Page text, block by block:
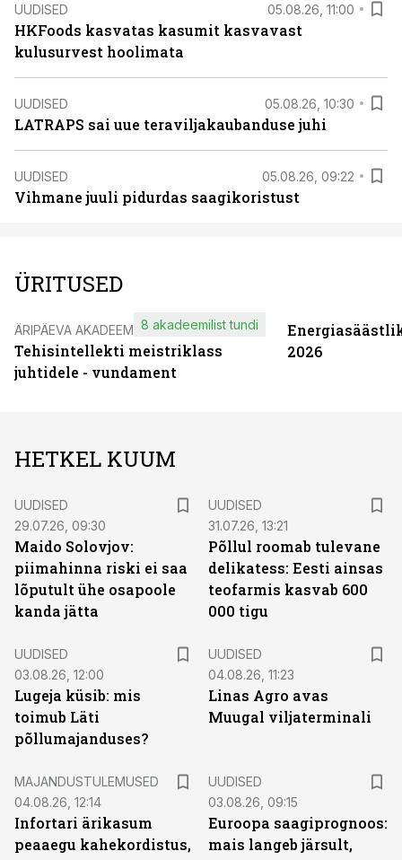
UUDISED 05.08.26, 11:00
HKFoods kasvatas kasumit kasvavast
kulusurvest hoolimata
UUDISED 05.08.26, 10:30
LATRAPS sai uue teraviljakaubanduse juhi
UUDISED 05.08.26, 09:22
Vihmane juuli pidurdas saagikoristust
ÜRITUSED
ÄRIPÄEVA AKADEEMIA
Tehisintellekti meistriklass
juhtidele - vundament
8 akadeemilist tundi
2026
HETKEL KUUM
UUDISED
29.07.26, 09:30
Maido Solovjov:
piimahinna riski ei saa
lõputult ühe osapoole
kanda jätta
UUDISED
31.07.26, 13:21
Põllul roomab tulevane
delikatess: Eesti ainsas
teofarmis kasvab 600
000 tigu
UUDISED
03.08.26, 12:00
Lugeja küsib: mis
toimub Läti
põllumajanduses?
UUDISED
04.08.26, 11:23
Linas Agro avas
Muugal viljaterminali
MAJANDUSTULEMUSED
04.08.26, 12:14
Infortari ärikasum
peaaegu kahekordistus,
UUDISED
03.08.26, 09:15
Euroopa saagiprognoos:
mais langeb järsult,